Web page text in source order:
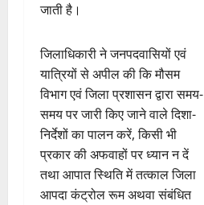
जाती है।
जिलाधिकारी ने जनपदवासियों एवं
यात्रियों से अपील की कि मौसम
विभाग एवं जिला प्रशासन द्वारा समय-
समय पर जारी किए जाने वाले दिशा-
निर्देशों का पालन करें, किसी भी
प्रकार की अफवाहों पर ध्यान न दें
तथा आपात स्थिति में तत्काल जिला
आपदा कंट्रोल रूम अथवा संबंधित